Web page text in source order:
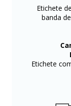
Etichete
banda
Etichete